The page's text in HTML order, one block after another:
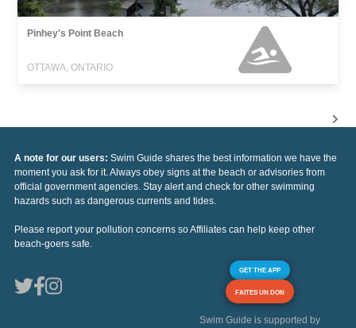
Pinhey's Point Beach
OTTAWA, ONTARIO
A note for our users: Swim Guide shares the best information we have the
moment you ask for it. Always obey signs at the beach or advisories from
official government agencies. Stay alert and check for other swimming
hazards such as dangerous currents and tides.
Please report your pollution concerns so Affiliates can help keep other
beach-goers safe.
GET THE APP
FAITES UN DON
Swim Guide is supported by